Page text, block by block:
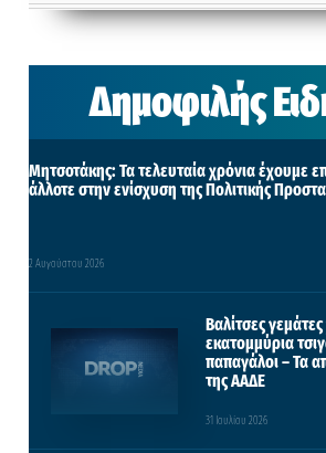
Δημοφιλής
Μητσοτάκης: Τα τελευταία χρόνια έχουμε
άλλοτε στην ενίσχυση της Πολιτικής
2 Αυγούστου 2026
Βαλίτσες
εκατομμύρια
παπαγάλοι – Τα
της ΑΑΔΕ
31 Ιουλίου 2026